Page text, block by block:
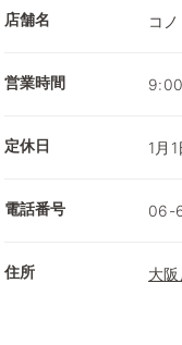
店舗名 コ
営業時間
定休日 1月
電話番号 06-
住所 大